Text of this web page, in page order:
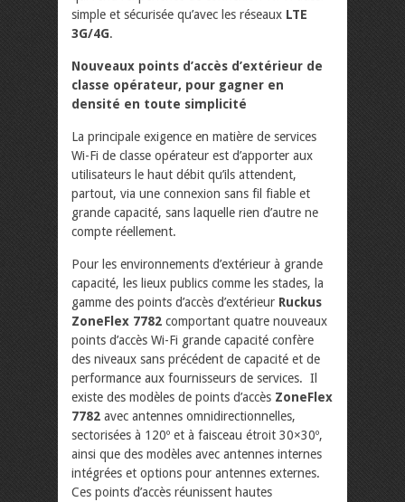
simple et sécurisée qu’avec les réseaux LTE
3G/4G.
Nouveaux points d’accès d’extérieur de
classe opérateur, pour gagner en
densité en toute simplicité
La principale exigence en matière de services
Wi-Fi de classe opérateur est d’apporter aux
utilisateurs le haut débit qu’ils attendent,
partout, via une connexion sans fil fiable et
grande capacité, sans laquelle rien d’autre ne
compte réellement.
Pour les environnements d’extérieur à grande
capacité, les lieux publics comme les stades, la
gamme des points d’accès d’extérieur Ruckus
ZoneFlex 7782 comportant quatre nouveaux
points d’accès Wi-Fi grande capacité confère
des niveaux sans précédent de capacité et de
performance aux fournisseurs de services. Il
existe des modèles de points d’accès ZoneFlex
7782 avec antennes omnidirectionnelles,
sectorisées à 120º et à faisceau étroit 30×30º,
ainsi que des modèles avec antennes internes
intégrées et options pour antennes externes.
Ces points d’accès réunissent hautes